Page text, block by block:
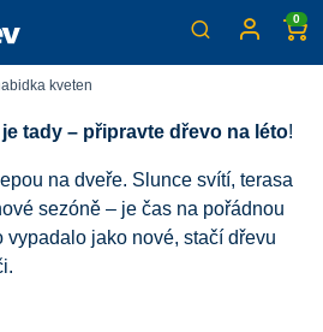
0
kveten
dřeva!
tady – připravte dřevo na léto!
na dveře. Slunce svítí, terasa
sezóně – je čas na pořádnou
vypadalo jako nové, stačí dřevu